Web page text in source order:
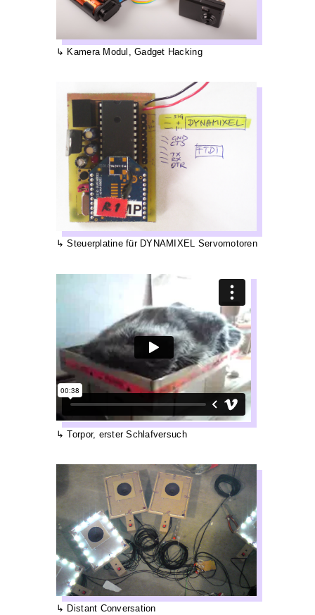
Kamera Modul, Gadget Hacking
Steuerplatine für DYNAMIXEL Servomotoren
Torpor, erster Schlafversuch
Distant Conversation